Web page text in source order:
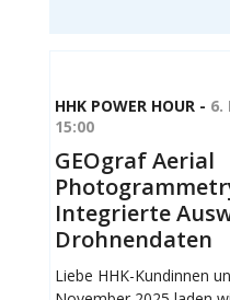
HHK POWER HOUR - 6.
15:00
GEOgraf Aerial
Integrierte
Drohnendaten
Liebe HHK-Kundinnen